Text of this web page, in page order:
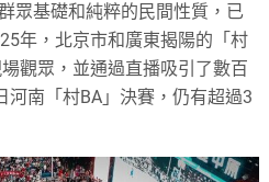
眾基礎和純粹的民間性質，已
年，北京市和廣東揭陽的「村
觀眾，並通過直播吸引了數百
河南「村BA」決賽，仍有超過3